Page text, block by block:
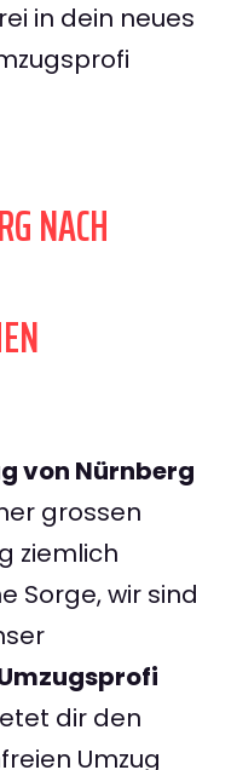
in dein neues
NACH
von Nürnberg
grossen
ziemlich
Sorge, wir sind
dir den
Umzug